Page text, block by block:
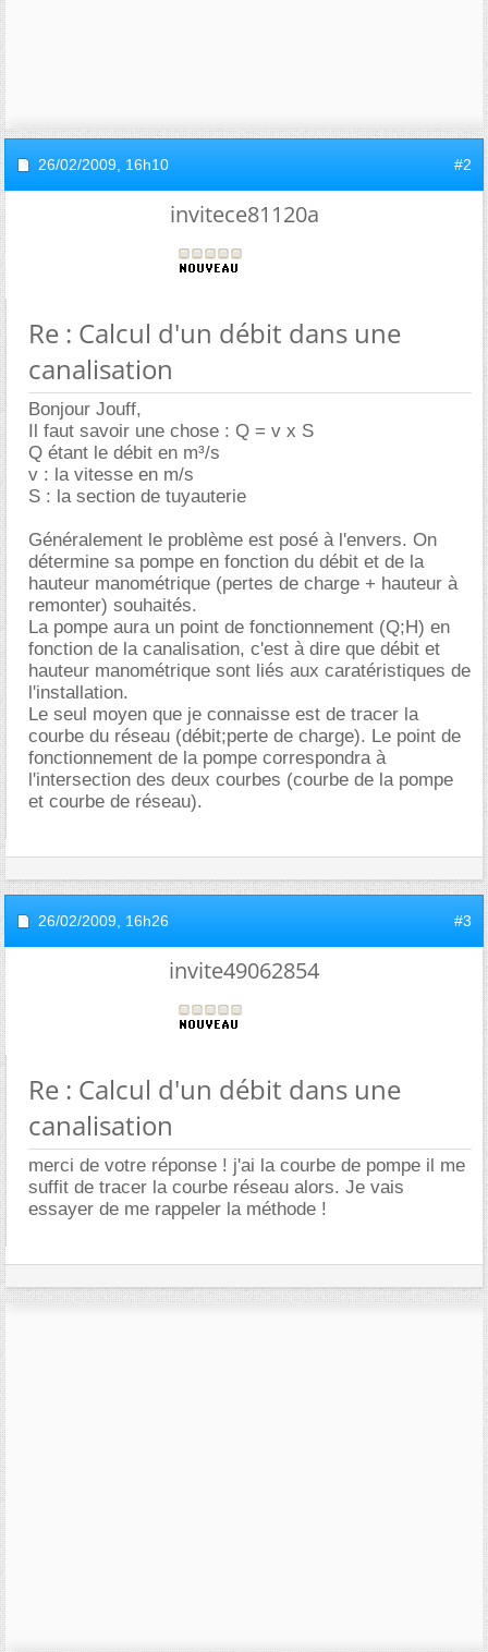
26/02/2009, 16h10 #2
invitece81120a
Re : Calcul d'un débit dans une
canalisation
Bonjour Jouff,
Il faut savoir une chose : Q = v x S
Q étant le débit en m³/s
v : la vitesse en m/s
S : la section de tuyauterie
Généralement le problème est posé à l'envers. On
détermine sa pompe en fonction du débit et de la
hauteur manométrique (pertes de charge + hauteur à
remonter) souhaités.
La pompe aura un point de fonctionnement (Q;H) en
fonction de la canalisation, c'est à dire que débit et
hauteur manométrique sont liés aux caratéristiques de
l'installation.
Le seul moyen que je connaisse est de tracer la
courbe du réseau (débit;perte de charge). Le point de
fonctionnement de la pompe correspondra à
l'intersection des deux courbes (courbe de la pompe
et courbe de réseau).
26/02/2009, 16h26 #3
invite49062854
Re : Calcul d'un débit dans une
canalisation
merci de votre réponse ! j'ai la courbe de pompe il me
suffit de tracer la courbe réseau alors. Je vais
essayer de me rappeler la méthode !